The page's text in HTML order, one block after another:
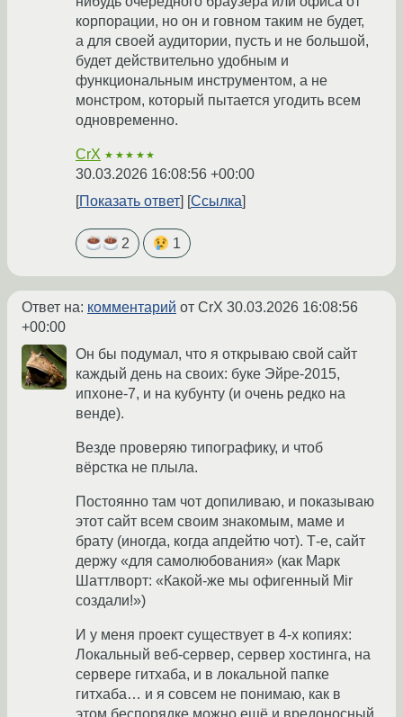
корпорации, но он и говном таким не будет,
а для своей аудитории, пусть и не большой,
будет действительно удобным и
функциональным инструментом, а не
монстром, который пытается угодить всем
одновременно.
CrX ★★★★★
30.03.2026 16:08:56 +00:00
Показать ответ
Ссылка
2 1
Ответ на: комментарий от CrX 30.03.2026 16:08:56
+00:00
Он бы подумал, что я открываю свой сайт
каждый день на своих: буке Эйре-2015,
ипхоне-7, и на кубунту (и очень редко на
венде).
Везде проверяю типографику, и чтоб
вёрстка не плыла.
Постоянно там чот допиливаю, и показываю
этот сайт всем своим знакомым, маме и
брату (иногда, когда апдейтю чот). Т-е, сайт
держу «для самолюбования» (как Марк
Шаттлворт: «Какой-же мы офигенный Mir
создали!»)
И у меня проект существует в 4-х копиях:
Локальный веб-сервер, сервер хостинга, на
сервере гитхаба, и в локальной папке
гитхаба… и я совсем не понимаю, как в
этом беспорядке можно ещё и вредоносный